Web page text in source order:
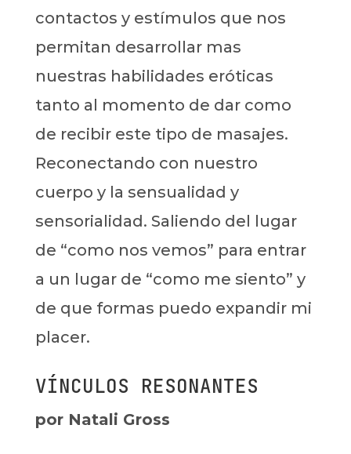
contactos y estímulos que nos
permitan desarrollar mas
nuestras habilidades eróticas
tanto al momento de dar como
de recibir este tipo de masajes.
Reconectando con nuestro
cuerpo y la sensualidad y
sensorialidad. Saliendo del lugar
de “como nos vemos” para entrar
a un lugar de “como me siento” y
de que formas puedo expandir mi
placer.
VÍNCULOS RESONANTES
por Natali Gross